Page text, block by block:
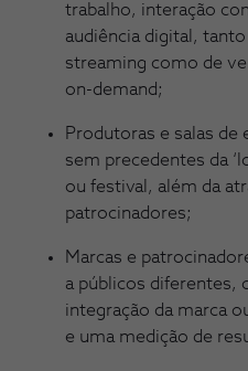
trabalho, interação
audiência digital,
streaming como de
on-demand;
Produtoras e salas
sem precedentes da
ou festival, além da
patrocinadores;
Marcas e
a públicos diferentes,
integração da marca
e uma medição de